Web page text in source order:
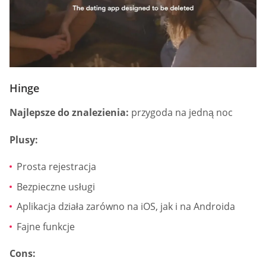
Hinge
Najlepsze do znalezienia: przygoda na jedną noc
Plusy:
Prosta rejestracja
Bezpieczne usługi
Aplikacja działa zarówno na iOS, jak i na Androida
Fajne funkcje
Cons: